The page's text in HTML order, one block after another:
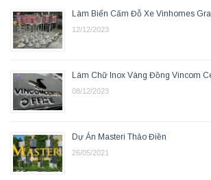
Làm Biển Cấm Đỗ Xe Vinhomes
12/12/2023
Làm Chữ Inox Vàng Đồng Vincom
08/12/2023
Dự Án Masteri Thảo Điền
26/05/2021